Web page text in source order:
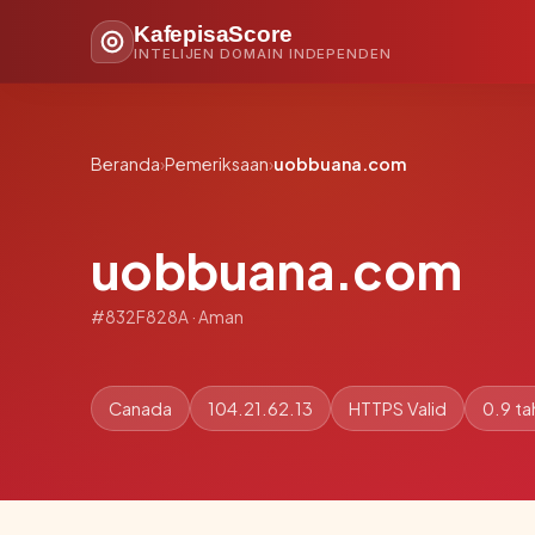
KafepisaScore
INTELIJEN DOMAIN INDEPENDEN
Beranda›Pemeriksaan›uobbuana.com
uobbuana.com
#832F828A · Aman
Canada 104.21.62.13 HTTPS Valid 0.9